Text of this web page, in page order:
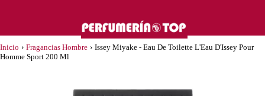
Inicio › Fragancias Hombre › Issey Miyake - Eau De Toilette L'Eau D'Issey Pour
Homme Sport 200 Ml